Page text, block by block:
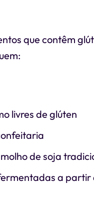
que contêm
livres de glúten
de soja
a partir